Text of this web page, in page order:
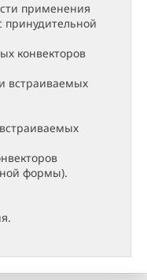
применения
принудительной
конвекторов
встраиваемых
формы).